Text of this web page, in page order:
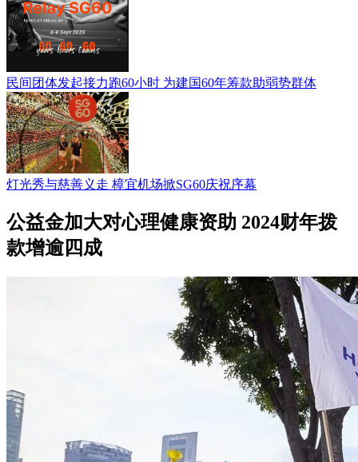
民间团体发起接力跑60小时 为建国60年筹款助弱势群体
灯光秀与慈善义走 樟宜机场掀SG60庆祝序幕
公益金加大对心理健康资助 2024财年拨
款增逾四成